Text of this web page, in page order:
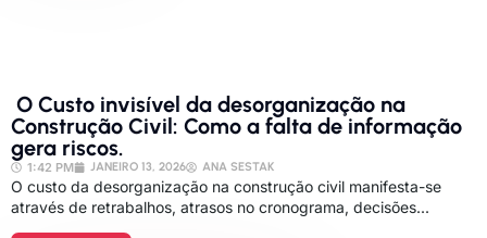
O Custo invisível da desorganização na
Construção Civil: Como a falta de informação
gera riscos.
1:42 PM JANEIRO 13, 2026 ANA SESTAK
O custo da desorganização na construção civil manifesta-se
através de retrabalhos, atrasos no cronograma, decisões...